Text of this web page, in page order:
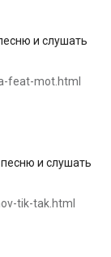
и слушать
feat-mot.html
и слушать
tik-tak.html